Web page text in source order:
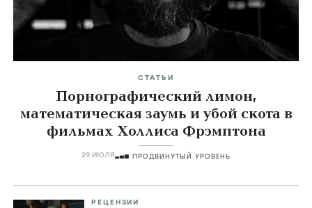
СТАТЬИ
Порнографический лимон,
математическая заумь и убой скота в
фильмах Холлиса Фрэмптона
29 ИЮЛЯ ПРОДВИНУТЫЙ УРОВЕНЬ
РЕЦЕНЗИИ